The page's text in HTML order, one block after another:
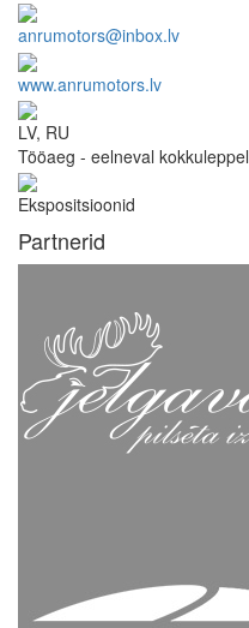
anrumotors@inbox.lv
www.anrumotors.lv
LV, RU
Tööaeg - eelneval kokkuleppel
Ekspositsioonid
Partnerid